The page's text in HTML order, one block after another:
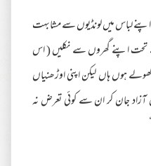
اپنے لباس میں لونڈیوں سے مشابہت
اپنے گھروں سے نکلیں ( اس
ہوں ہاں لیکن اپنی اوڑھنیاں
آزاد جان کر ان سے کوئی تعرض نہ